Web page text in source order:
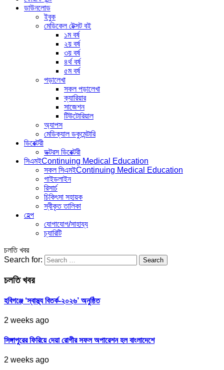
ডাউনলোড
ইবুক
মেডিকেল টেক্সট বই
১ম বর্ষ
২য় বর্ষ
৩য় বর্ষ
৪র্থ বর্ষ
৫ম বর্ষ
পড়ালেখা
সকল পড়ালেখা
ক্যারিয়ার
সাজেশন
টিউটোরিয়াল
অ্যাপস
মেডিক্যাল ডকুমেন্টারি
ডিরেক্টরী
ডক্টরস ডিরেক্টরী
সিএমইContinuing Medical Education
সকল সিএমইContinuing Medical Education
গাইডলাইন
রিসার্চ
চিকিৎসা সহায়ক
স্বীকৃত তালিকা
হেল্প
যোগাযোগ/সাহায্য
চ্যারিটি
চলতি খবর
Search for:
চলতি খবর
হবিগঞ্জে ‘স্বাস্থ্য বিতর্ক-২০২৬’ অনুষ্ঠিত
2 weeks ago
সিঙ্গাপুরের ফিরিয়ে দেয়া রোগীর সফল অপারেশন হল বাংলাদেশে
2 weeks ago